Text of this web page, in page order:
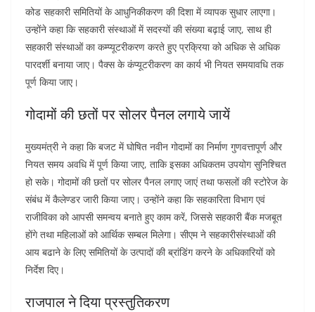
कोड सहकारी समितियों के आधुनिकीकरण की दिशा में व्यापक सुधार लाएगा।
उन्होंने कहा कि सहकारी संस्थाओं में सदस्यों की संख्या बढ़ाई जाए, साथ ही
सहकारी संस्थाओं का कम्प्यूटरीकरण करते हुए प्रक्रिया को अधिक से अधिक
पारदर्शी बनाया जाए। पैक्स के कंप्यूटरीकरण का कार्य भी नियत समयावधि तक
पूर्ण किया जाए।
गोदामों की छतों पर सोलर पैनल लगाये जायें
मुख्यमंत्री ने कहा कि बजट में घोषित नवीन गोदामों का निर्माण गुणवत्तापूर्ण और
नियत समय अवधि में पूर्ण किया जाए, ताकि इसका अधिकतम उपयोग सुनिश्चित
हो सके। गोदामों की छतों पर सोलर पैनल लगाए जाएं तथा फसलों की स्टोरेज के
संबंध में कैलेण्डर जारी किया जाए। उन्होंने कहा कि सहकारिता विभाग एवं
राजीविका को आपसी समन्वय बनाते हुए काम करें, जिससे सहकारी बैंक मजबूत
होंगे तथा महिलाओं को आर्थिक सम्बल मिलेगा। सीएम ने सहकारीसंस्थाओं की
आय बढाने के लिए समितियों के उत्पादों की ब्रांडिंग करने के अधिकारियों को
निर्देश दिए।
राजपाल ने दिया प्रस्तुतिकरण